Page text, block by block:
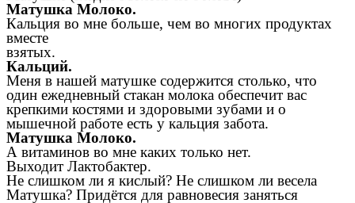
Матушка Молоко.
Кальция во мне больше, чем во многих продуктах
вместе
взятых.
Кальций.
Меня в нашей матушке содержится столько, что
один ежедневный стакан молока обеспечит вас
крепкими костями и здоровыми зубами и о
мышечной работе есть у кальция забота.
Матушка Молоко.
А витаминов во мне каких только нет.
Выходит Лактобактер.
Не слишком ли я кислый? Не слишком ли весела
Матушка? Придётся для равновесия заняться